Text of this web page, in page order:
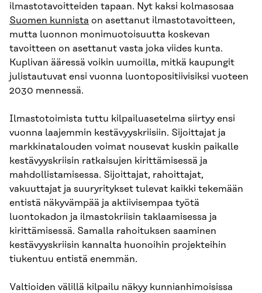
ilmastotavoitteiden tapaan. Nyt kaksi kolmasosaa
Suomen kunnista on asettanut ilmastotavoitteen,
mutta luonnon monimuotoisuutta koskevan
tavoitteen on asettanut vasta joka viides kunta.
Kuplivan ääressä voikin uumoilla, mitkä kaupungit
julistautuvat ensi vuonna luontopositiivisiksi vuoteen
2030 mennessä.
Ilmastotoimista tuttu kilpailuasetelma siirtyy ensi
vuonna laajemmin kestävyyskriisiin. Sijoittajat ja
markkinatalouden voimat nousevat kuskin paikalle
kestävyyskriisin ratkaisujen kirittämisessä ja
mahdollistamisessa. Sijoittajat, rahoittajat,
vakuuttajat ja suuryritykset tulevat kaikki tekemään
entistä näkyvämpää ja aktiivisempaa työtä
luontokadon ja ilmastokriisin taklaamisessa ja
kirittämisessä. Samalla rahoituksen saaminen
kestävyyskriisin kannalta huonoihin projekteihin
tiukentuu entistä enemmän.
Valtioiden välillä kilpailu näkyy kunnianhimoisissa